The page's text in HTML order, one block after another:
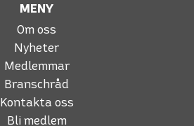
MENY
Om oss
Nyheter
Medlemmar
Branschråd
Kontakta oss
Bli medlem